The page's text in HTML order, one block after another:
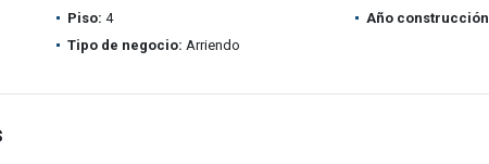
Piso: 4 Año
Tipo de negocio: Arriendo